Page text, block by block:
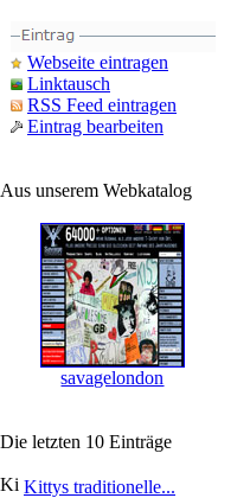
Webseite eintragen
Linktausch
RSS Feed eintragen
Eintrag bearbeiten
Aus unserem Webkatalog
savagelondon
Die letzten 10 Einträge
Kittys traditionelle...